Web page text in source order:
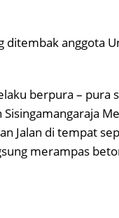
ditembak anggota
berpura – pura
Sisingamangaraja
Jalan di tempat
merampas